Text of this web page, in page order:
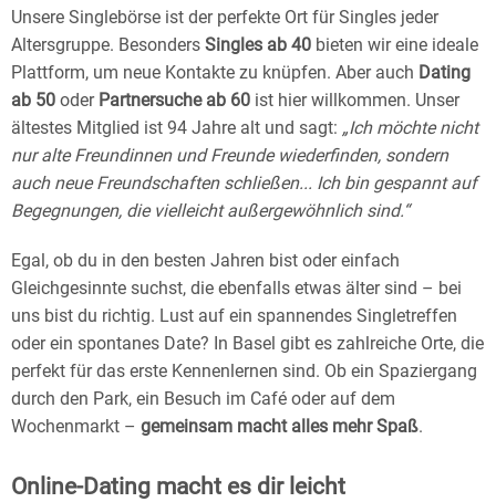
Unsere Singlebörse ist der perfekte Ort für Singles jeder
Altersgruppe. Besonders Singles ab 40 bieten wir eine ideale
Plattform, um neue Kontakte zu knüpfen. Aber auch Dating
ab 50 oder Partnersuche ab 60 ist hier willkommen. Unser
ältestes Mitglied ist 94 Jahre alt und sagt: „Ich möchte nicht
nur alte Freundinnen und Freunde wiederfinden, sondern
auch neue Freundschaften schließen... Ich bin gespannt auf
Begegnungen, die vielleicht außergewöhnlich sind.“
Egal, ob du in den besten Jahren bist oder einfach
Gleichgesinnte suchst, die ebenfalls etwas älter sind – bei
uns bist du richtig. Lust auf ein spannendes Singletreffen
oder ein spontanes Date? In Basel gibt es zahlreiche Orte, die
perfekt für das erste Kennenlernen sind. Ob ein Spaziergang
durch den Park, ein Besuch im Café oder auf dem
Wochenmarkt – gemeinsam macht alles mehr Spaß.
Online-Dating macht es dir leicht